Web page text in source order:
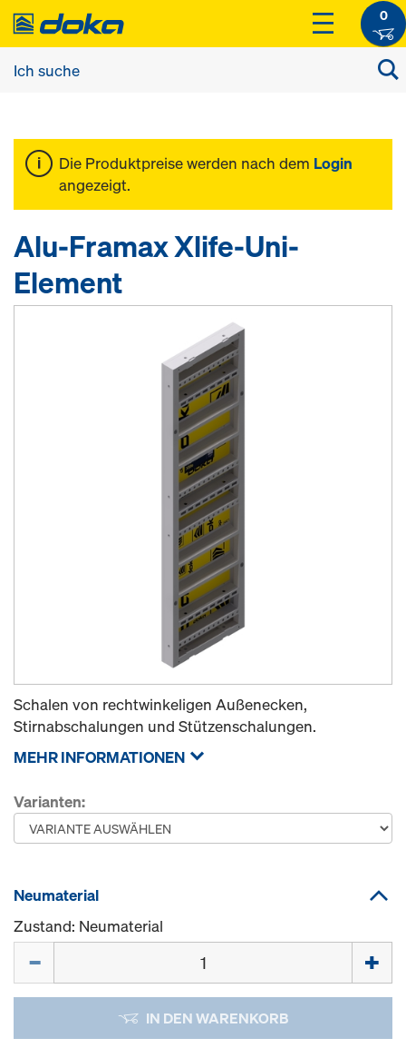
0
Die Produktpreise werden nach dem Login
angezeigt.
Alu-Framax Xlife-Uni-
Element
Schalen von rechtwinkeligen Außenecken,
Stirnabschalungen und Stützenschalungen.
MEHR INFORMATIONEN
Varianten:
Neumaterial
Zustand: Neumaterial
IN DEN WARENKORB